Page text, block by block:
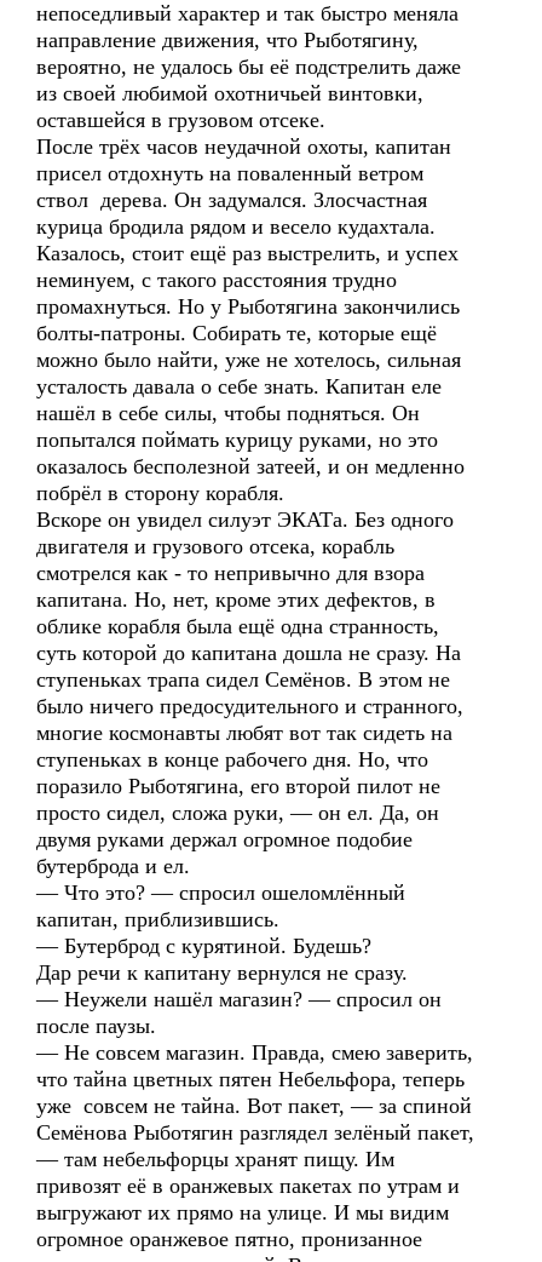
непоседливый характер и так быстро меняла
направление движения, что Рыботягину,
вероятно, не удалось бы её подстрелить даже
из своей любимой охотничьей винтовки,
оставшейся в грузовом отсеке.
После трёх часов неудачной охоты, капитан
присел отдохнуть на поваленный ветром
ствол дерева. Он задумался. Злосчастная
курица бродила рядом и весело кудахтала.
Казалось, стоит ещё раз выстрелить, и успех
неминуем, с такого расстояния трудно
промахнуться. Но у Рыботягина закончились
болты-патроны. Собирать те, которые ещё
можно было найти, уже не хотелось, сильная
усталость давала о себе знать. Капитан еле
нашёл в себе силы, чтобы подняться. Он
попытался поймать курицу руками, но это
оказалось бесполезной затеей, и он медленно
побрёл в сторону корабля.
Вскоре он увидел силуэт ЭКАТа. Без одного
двигателя и грузового отсека, корабль
смотрелся как - то непривычно для взора
капитана. Но, нет, кроме этих дефектов, в
облике корабля была ещё одна странность,
суть которой до капитана дошла не сразу. На
ступеньках трапа сидел Семёнов. В этом не
было ничего предосудительного и странного,
многие космонавты любят вот так сидеть на
ступеньках в конце рабочего дня. Но, что
поразило Рыботягина, его второй пилот не
просто сидел, сложа руки, — он ел. Да, он
двумя руками держал огромное подобие
бутерброда и ел.
— Что это? — спросил ошеломлённый
капитан, приблизившись.
— Бутерброд с курятиной. Будешь?
Дар речи к капитану вернулся не сразу.
— Неужели нашёл магазин? — спросил он
после паузы.
— Не совсем магазин. Правда, смею заверить,
что тайна цветных пятен Небельфора, теперь
уже совсем не тайна. Вот пакет, — за спиной
Семёнова Рыботягин разглядел зелёный пакет,
— там небельфорцы хранят пищу. Им
привозят её в оранжевых пакетах по утрам и
выгружают их прямо на улице. И мы видим
огромное оранжевое пятно, пронизанное